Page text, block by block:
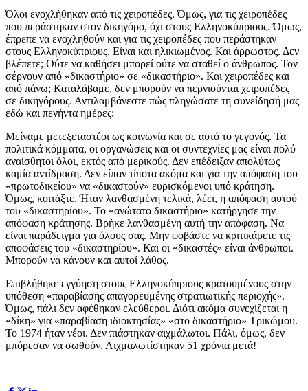
Όλοι ενοχλήθηκαν από τις χειροπέδες. Όμως, για τις χειροπέδες
που περάστηκαν στον δικηγόρο, όχι στους Ελληνοκύπριους. Όμως,
έπρεπε να ενοχληθούν και για τις χειροπέδες που περάστηκαν
στους Ελληνοκύπριους. Είναι και ηλικιωμένος. Και άρρωστος. Δεν
βλέπετε; Ούτε να καθήσει μπορεί ούτε να σταθεί ο άνθρωπος. Τον
σέρνουν από «δικαστήριο» σε «δικαστήριο». Και χειροπέδες και
από πάνω; Καταλάβαμε, δεν μπορούν να περνιούνται χειροπέδες
σε δικηγόρους. Αντιλαμβάνεστε πώς πληγώσατε τη συνείδησή μας
εδώ και πενήντα ημέρες;
Μείναμε μετεξεταστέοι ως κοινωνία και σε αυτό το γεγονός. Τα
πολιτικά κόμματα, οι οργανώσεις και οι συντεχνίες μας είναι πολύ
αναίσθητοι όλοι, εκτός από μερικούς. Δεν επέδειξαν απολύτως
καμία αντίδραση. Δεν είπαν τίποτα ακόμα και για την απόφαση του
«πρωτοδικείου» να «δικαστούν» ευρισκόμενοι υπό κράτηση.
Όμως, κοιτάξτε. Ήταν λανθασμένη τελικά, λέει, η απόφαση αυτού
του «δικαστηρίου». Το «ανώτατο δικαστήριο» κατήργησε την
απόφαση κράτησης. Βρήκε λανθασμένη αυτή την απόφαση. Να
είναι παράδειγμα για όλους σας. Μην φοβάστε να κριτικάρετε τις
αποφάσεις του «δικαστηρίου». Και οι «δικαστές» είναι άνθρωποι.
Μπορούν να κάνουν και αυτοί λάθος.
Επιβλήθηκε εγγύηση στους Ελληνοκύπριους κρατουμένους στην
υπόθεση «παραβίασης απαγορευμένης στρατιωτικής περιοχής».
Όμως, πάλι δεν αφέθηκαν ελεύθεροι. Διότι ακόμα συνεχίζεται η
«δίκη» για «παραβίαση ιδιοκτησίας» «στο δικαστήριο» Τρικώμου.
Το 1974 ήταν νέοι. Δεν πιάστηκαν αιχμάλωτοι. Πάλι, όμως, δεν
μπόρεσαν να σωθούν. Αιχμαλωτίστηκαν 51 χρόνια μετά!